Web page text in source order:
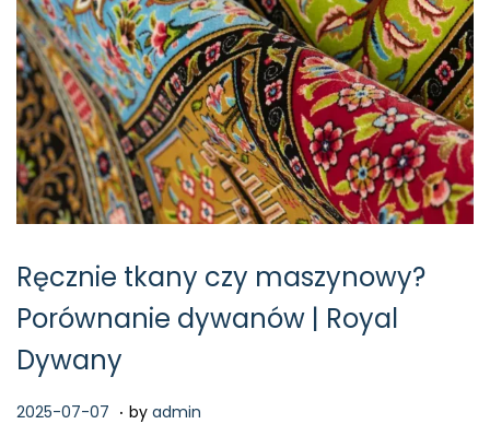
Ręcznie tkany czy maszynowy?
Porównanie dywanów | Royal
Dywany
P
2025-07-07 2. by admin